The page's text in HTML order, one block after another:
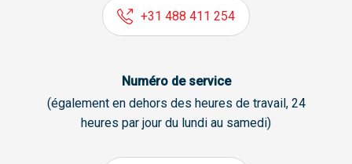
+31 488 411 254
Numéro de service
(également en dehors des heures de travail, 24
heures par jour du lundi au samedi)